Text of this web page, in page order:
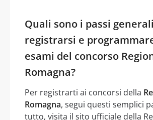
Quali sono i passi
registrarsi e
esami del concorso
Romagna?
Per registrarti ai concorsi della
Romagna, segui questi semplici
tutto, visita il sito ufficiale della